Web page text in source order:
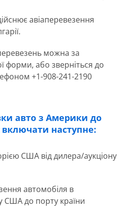
авіаперевезення
можна за
форми, або зверніться до
+1-908-241-2190
авто з Америки до
включати наступне:
США від дилера/аукціону
автомобіля в
США до порту країни